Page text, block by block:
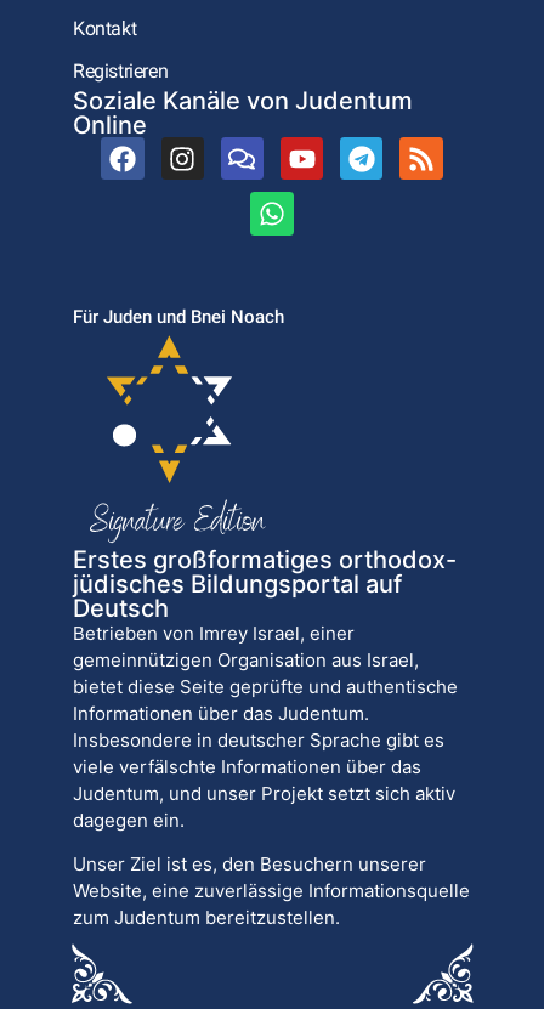
Kontakt
Registrieren
Soziale Kanäle von Judentum
Online
Für Juden und Bnei Noach
Erstes großformatiges orthodox-
jüdisches Bildungsportal auf
Deutsch
Betrieben von Imrey Israel, einer
gemeinnützigen Organisation aus Israel,
bietet diese Seite geprüfte und authentische
Informationen über das Judentum.
Insbesondere in deutscher Sprache gibt es
viele verfälschte Informationen über das
Judentum, und unser Projekt setzt sich aktiv
dagegen ein.
Unser Ziel ist es, den Besuchern unserer
Website, eine zuverlässige Informationsquelle
zum Judentum bereitzustellen.